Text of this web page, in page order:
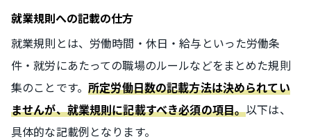
就業規則への記載の仕方
就業規則とは、労働時間・休日・給与といった労働条
件・就労にあたっての職場のルールなどをまとめた規則
集のことです。所定労働日数の記載方法は決められてい
ませんが、就業規則に記載すべき必須の項目。以下は、
具体的な記載例となります。